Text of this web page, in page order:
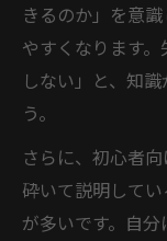
きるのか」を意
やすくなります
しない」と、知
う。
さらに、初心者
砕いて説明して
が多いです。自分